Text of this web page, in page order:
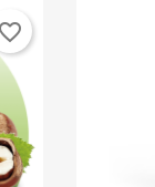
favorite_border